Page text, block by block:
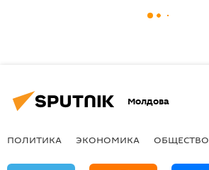
Молдова
ПОЛИТИКА ЭКОНОМИКА ОБЩЕСТВО